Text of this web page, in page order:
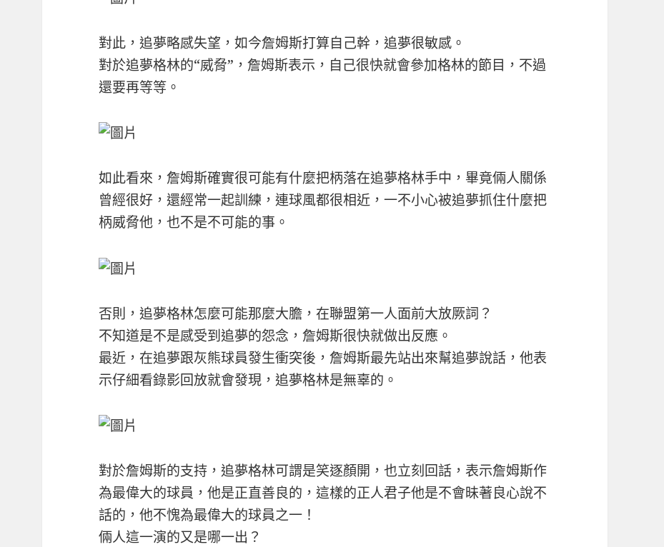
對此，追夢略感失望，如今詹姆斯打算自己幹，追夢很敏感。
對於追夢格林的“威脅”，詹姆斯表示，自己很快就會參加格林的節目，不過
還要再等等。
如此看來，詹姆斯確實很可能有什麼把柄落在追夢格林手中，畢竟倆人關係
曾經很好，還經常一起訓練，連球風都很相近，一不小心被追夢抓住什麼把
柄威脅他，也不是不可能的事。
否則，追夢格林怎麼可能那麼大膽，在聯盟第一人面前大放厥詞？
不知道是不是感受到追夢的怨念，詹姆斯很快就做出反應。
最近，在追夢跟灰熊球員發生衝突後，詹姆斯最先站出來幫追夢說話，他表
示仔細看錄影回放就會發現，追夢格林是無辜的。
對於詹姆斯的支持，追夢格林可謂是笑逐顏開，也立刻回話，表示詹姆斯作
為最偉大的球員，他是正直善良的，這樣的正人君子他是不會昧著良心說不
話的，他不愧為最偉大的球員之一！
倆人這一演的又是哪一出？